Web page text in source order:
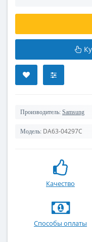
Производитель: Samsung
Модель: DA63-04297C
Качество
Способы оплаты